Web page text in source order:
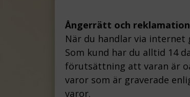
Ångerrätt och
När du handlar via internet
Som kund har du alltid 14
förutsättning att varan är
varor som är graverade
varor.